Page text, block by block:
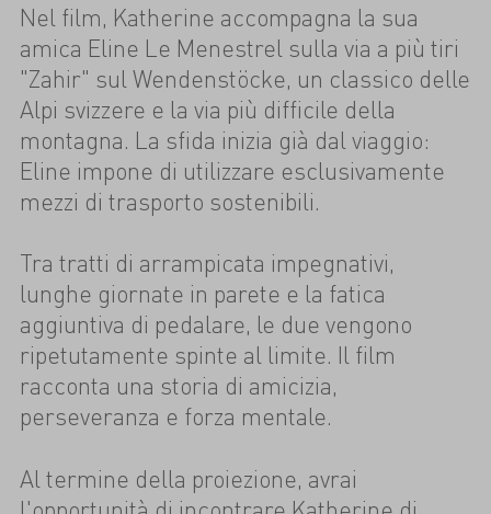
Nel film, Katherine accompagna la sua
amica Eline Le Menestrel sulla via a più tiri
"Zahir" sul Wendenstöcke, un classico delle
Alpi svizzere e la via più difficile della
montagna. La sfida inizia già dal viaggio:
Eline impone di utilizzare esclusivamente
mezzi di trasporto sostenibili.
Tra tratti di arrampicata impegnativi,
lunghe giornate in parete e la fatica
aggiuntiva di pedalare, le due vengono
ripetutamente spinte al limite. Il film
racconta una storia di amicizia,
perseveranza e forza mentale.
Al termine della proiezione, avrai